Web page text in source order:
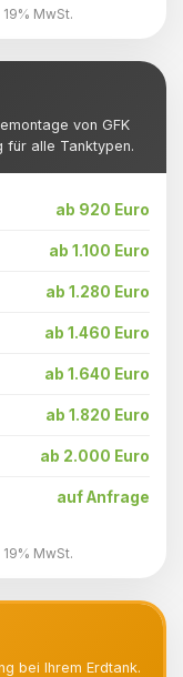
MwSt.
von GFK
für alle Tanktypen.
ab 920 Euro
ab 1.100 Euro
ab 1.280 Euro
ab 1.460 Euro
ab 1.640 Euro
ab 1.820 Euro
ab 2.000 Euro
auf Anfrage
MwSt.
bei Ihrem Erdtank.